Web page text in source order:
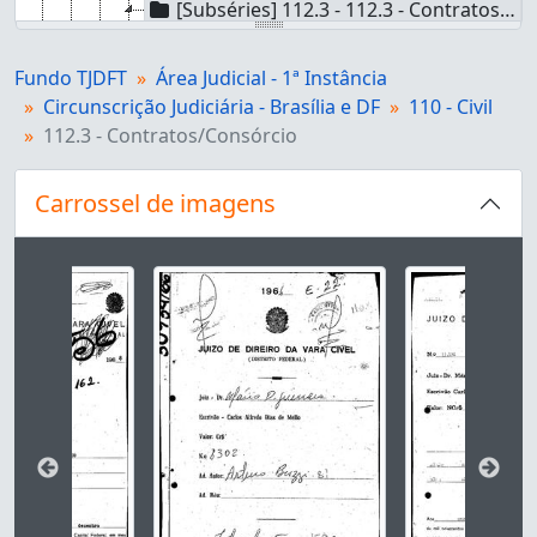
[Subséries] 112.3 - 112.3 - Contratos/Consórcio
[Processo] 52130/68 - Ação de Depósito n. 52130/68
[Processo] 50662/68 - Ação de Depósito n. 50662/68
[Processo] 14082/64 - Ação de Sustação de Protesto n. 14082/64
[Processo] 53304/68 - Ação de Busca e Apreensão n. 53304/68
[Subséries] 112.41 - 112.41 - Contratos/Relação de consumo/Fornecimento de produtos
[Subséries] 112.42 - 112.42 - Contratos/Relação de consumo/Prestação de serviços
[Subséries] 112.5 - 112.5 - Contratos/Corretagem
[Subséries] 112.61 - 112.61 - Contratos/Instituições de Ensino/Acesso à Educação
[Subséries] 112.7 - 112.7 - Contratos/Fiança
[Subséries] 112.81 - 112.81 - Contratos/Contratos imobiliários/Sistema Financeiro de Habitação
[Subséries] 112.82 - 112.82 - Contratos/Contratos Imobiliários/Incorporação imobiliária
[Subséries] 112.89 - 112.89 - Contratos/Contratos Imobiliários/Outros contratos imobiliários
[Subséries] 112.92 - 112.92 - Contratos/Outros assuntos referentes a contratos/Previdência privada
[Subséries] 112.93 - 112.93 - Contratos/Outros assuntos referentes a contratos/Contratos de seguro
[Subséries] 112.94 - 112.94 - Contratos/Outros assuntos referentes a contratos/Comodato
Fundo TJDFT
Área Judicial - 1ª Instância
Circunscrição Judiciária - Brasília e DF
110 - Civil
112.3 - Contratos/Consórcio
Carrossel de imagens
Ao alterar o slide atual deste carrossel, o título da